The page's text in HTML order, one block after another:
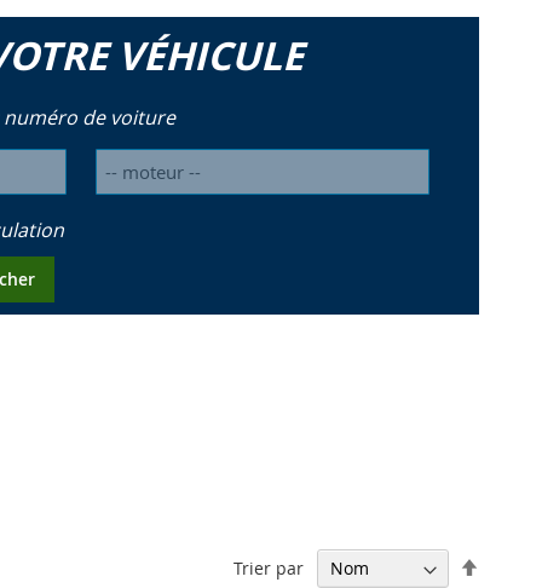
VÉHICULE
numéro de voiture
Trier par